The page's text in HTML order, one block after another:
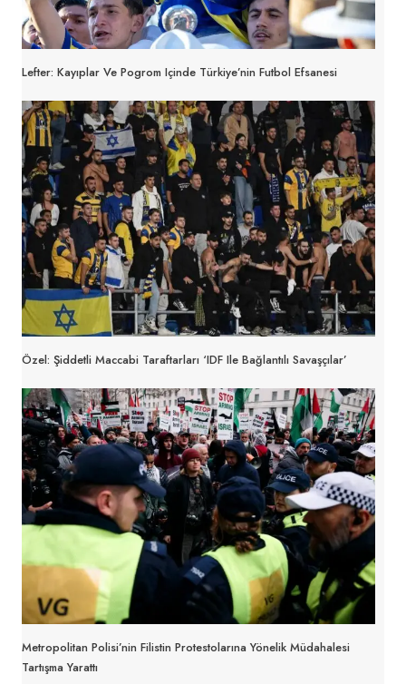
Lefter: Kayıplar Ve Pogrom Içinde Türkiye’nin Futbol Efsanesi
Özel: Şiddetli Maccabi Taraftarları ‘IDF Ile Bağlantılı Savaşçılar’
Metropolitan Polisi’nin Filistin Protestolarına Yönelik Müdahalesi
Tartışma Yarattı